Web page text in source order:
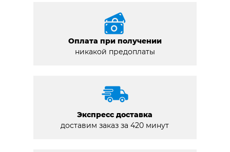
Оплата при получении
никакой предоплаты
Экспресс доставка
доставим заказ за 420 минут